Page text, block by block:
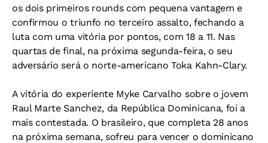
os dois primeiros rounds com pequena vantagem e
confirmou o triunfo no terceiro assalto, fechando a
luta com uma vitória por pontos, com 18 a 11. Nas
quartas de final, na próxima segunda-feira, o seu
adversário será o norte-americano Toka Kahn-Clary.
A vitória do experiente Myke Carvalho sobre o jovem
Raul Marte Sanchez, da República Dominicana, foi a
mais contestada. O brasileiro, que completa 28 anos
na próxima semana, sofreu para vencer o dominicano